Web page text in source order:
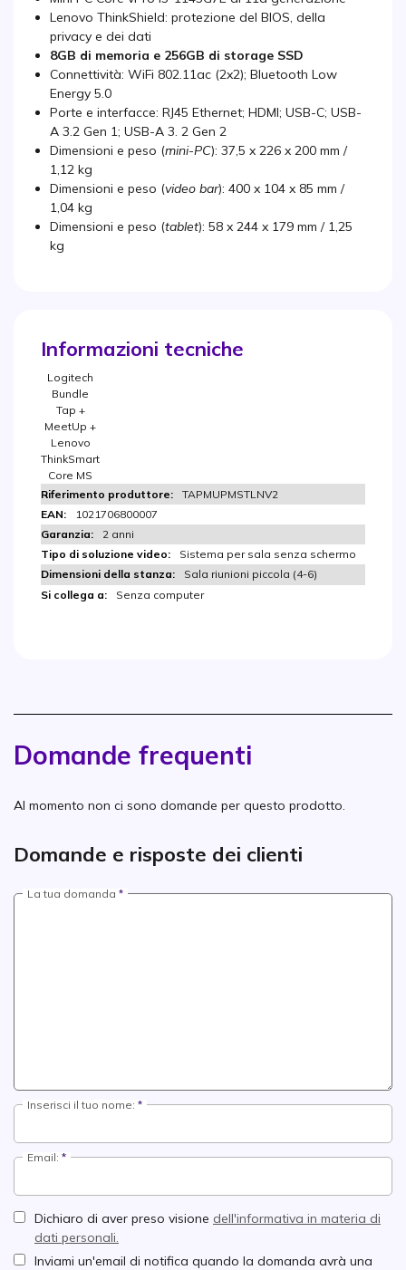
Lenovo ThinkShield: protezione del BIOS, della
privacy e dei dati
8GB di memoria e 256GB di storage SSD
Connettività: WiFi 802.11ac (2x2); Bluetooth Low
Energy 5.0
Porte e interfacce: RJ45 Ethernet; HDMI; USB-C; USB-
A 3.2 Gen 1; USB-A 3. 2 Gen 2
Dimensioni e peso (mini-PC): 37,5 x 226 x 200 mm /
1,12 kg
Dimensioni e peso (video bar): 400 x 104 x 85 mm /
1,04 kg
Dimensioni e peso (tablet): 58 x 244 x 179 mm / 1,25
kg
Informazioni tecniche
Logitech
Bundle
Tap +
MeetUp +
Lenovo
ThinkSmart
Core MS
TAPMUPMSTLNV2
1021706800007
2 anni
Sistema per sala senza schermo
Sala riunioni piccola (4-6)
Senza computer
Domande frequenti
Al momento non ci sono domande per questo prodotto.
Domande e risposte dei clienti
La tua domanda
Inserisci il tuo nome:
Email:
Dichiaro di aver preso visione dell'informativa in materia di
dati personali.
Inviami un'email di notifica quando la domanda avrà una